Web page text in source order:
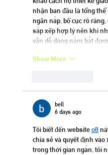
nhận ban đầu là tổng
ngăn nắp, bố cục rõ
sắp xếp hợp lý nên khi
vẫn dễ dàng nắm bắt
Show More
bell
6 days ago
Tôi biết đến website o8
chia sẻ và quyết định
trong thời gian ngắn, tôi